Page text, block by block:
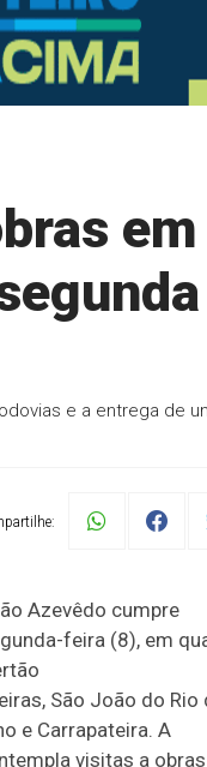
em
e a entrega de
Azevêdo cumpre
feira (8), em
São João do Rio
e Carrapateira. A
visitas a